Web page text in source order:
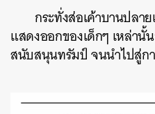
กระทั่งส่อเค้าบานปลา
แสดงออกของเด็กๆ เหล่า
สนับสนุนทรัมป์ จนนำไปสู่ก